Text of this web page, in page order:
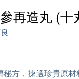
再造丸 (十
秘方，揀選珍貴原